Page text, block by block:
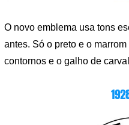
O novo emblema usa tons
antes. Só o preto e o
contornos e o galho de